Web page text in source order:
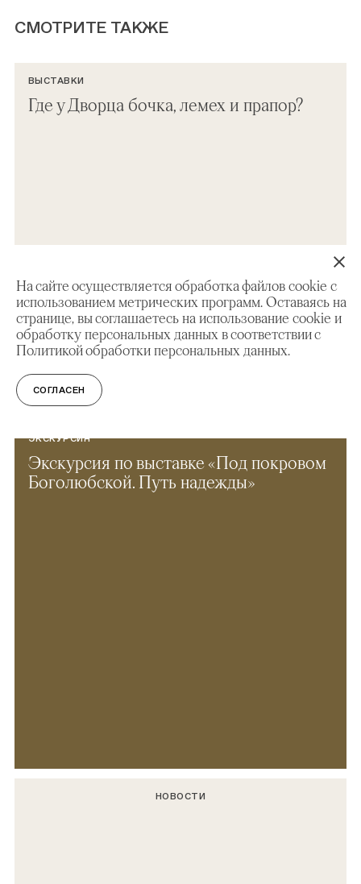
На сайте осуществляется обработка файлов cookie с
использованием метрических программ. Оставаясь на
странице, вы соглашаетесь на использование cookie и
обработку персональных данных в соответствии с
Политикой обработки персональных данных.
СОГЛАСЕН
СМОТРИТЕ ТАКЖЕ
ВЫСТАВКИ
Где у Дворца бочка, лемех и прапор?
ЭКСКУРСИЯ
Экскурсия по выставке «Под покровом
Боголюбской. Путь надежды»
НОВОСТИ